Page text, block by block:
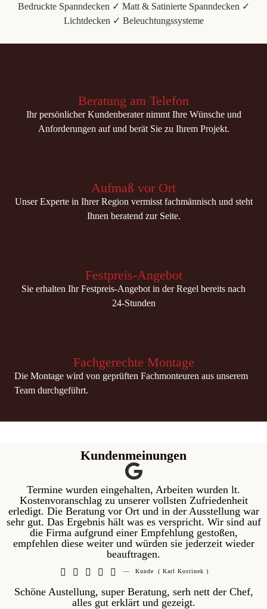
Bedruckte Spanndecken ✓ Matt & Satinierte Spanndecken ✓
Lichtdecken ✓ Beleuchtungssysteme
Beratung am Telefon
Ihr persönlicher Kundenberater nimmt Ihre Wünsche und
Anforderungen auf und berät Sie zu Ihrem Projekt.
Aufmaß vor Ort
Unser Experte in Ihrer Region vermisst fachmännisch und steht
Ihnen beratend zur Seite.
Festpreis-Angebot
Sie erhalten Ihr Festpreis-Angebot in der Regel bereits nach
24-Stunden
Fachgerechte Montage
Die Montage wird von geprüften Fachmonteuren aus unserem
Team durchgeführt.
Kundenmeinungen
Termine wurden eingehalten, Arbeiten wurden lt.
Kostenvoranschlag zu unserer vollsten Zufriedenheit
erledigt. Die Beratung vor Ort und in der Ausstellung war
sehr gut. Das Ergebnis hält was es verspricht. Wir sind auf
die Firma aufgrund einer Empfehlung gestoßen,
empfehlen diese weiter und würden sie jederzeit wieder
beauftragen.
     — Kunde ( Karl Kostinek )
Schöne Austellung, super Beratung, serh nett der Chef,
alles gut erklärt und gezeigt.